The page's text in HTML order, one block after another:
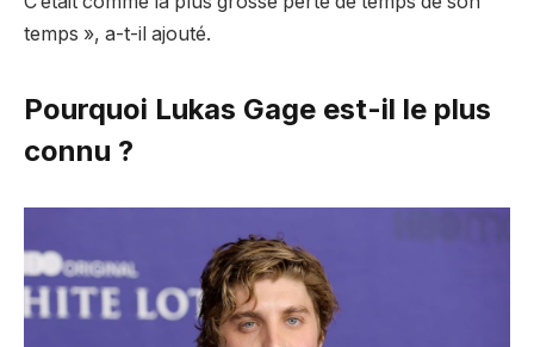
temps », a-t-il ajouté.
Pourquoi Lukas Gage est-il le plus
connu ?